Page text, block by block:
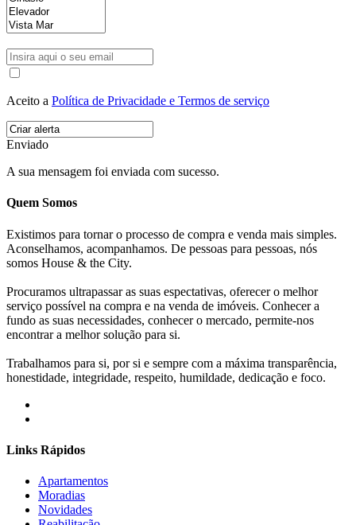
Aceito a Política de Privacidade e Termos de serviço
Enviado
A sua mensagem foi enviada com sucesso.
Quem Somos
Existimos para tornar o processo de compra e venda mais simples.
Aconselhamos, acompanhamos. De pessoas para pessoas, nós
somos House & the City.
Procuramos ultrapassar as suas espectativas, oferecer o melhor
serviço possível na compra e na venda de imóveis. Conhecer a
fundo as suas necessidades, conhecer o mercado, permite-nos
encontrar a melhor solução para si.
Trabalhamos para si, por si e sempre com a máxima transparência,
honestidade, integridade, respeito, humildade, dedicação e foco.
Links Rápidos
Apartamentos
Moradias
Novidades